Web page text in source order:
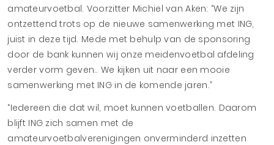
amateurvoetbal. Voorzitter Michiel van Aken: “We zijn
ontzettend trots op de nieuwe samenwerking met ING,
juist in deze tijd. Mede met behulp van de sponsoring
door de bank kunnen wij onze meidenvoetbal afdeling
verder vorm geven.. We kijken uit naar een mooie
samenwerking met ING in de komende jaren.”
“Iedereen die dat wil, moet kunnen voetballen. Daarom
blijft ING zich samen met de
amateurvoetbalverenigingen onverminderd inzetten